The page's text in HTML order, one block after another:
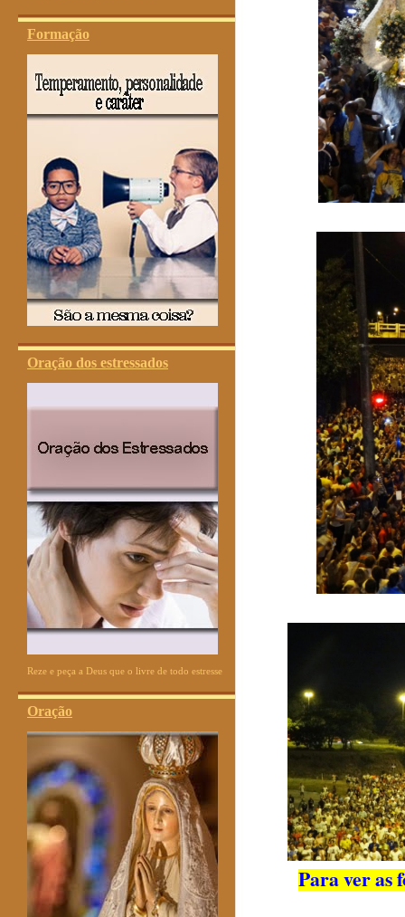
Formação
Oração dos estressados
Reze e peça a Deus que o livre de todo estresse
Oração
Para ver as